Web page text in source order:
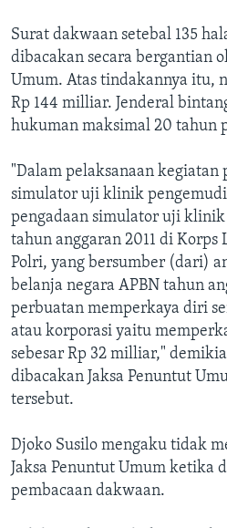
Surat dakwaan setebal 135
dibacakan secara bergantian
Umum. Atas tindakannya itu,
Rp 144 milliar. Jenderal
hukuman maksimal 20 tahun
"Dalam pelaksanaan kegiatan
simulator uji klinik
pengadaan simulator uji
tahun anggaran 2011 di
Polri, yang bersumber (dari)
belanja negara APBN tahun
perbuatan memperkaya diri
atau korporasi yaitu
sebesar Rp 32 milliar,"
dibacakan Jaksa Penuntut
tersebut.
Djoko Susilo mengaku tidak
Jaksa Penuntut Umum ketika
pembacaan dakwaan.